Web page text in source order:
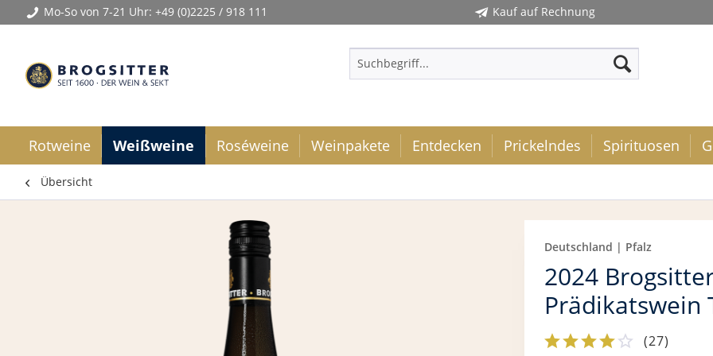
Mo-So von 7-21 Uhr: +49 (0)2225 / 918 111 Kauf auf Rechnung
Rotweine Weißweine Roséweine Weinpakete Entdecken Prickelndes Spirituosen
Übersicht
Deutschland | Pfalz
2024
Prädikatswein
(27)